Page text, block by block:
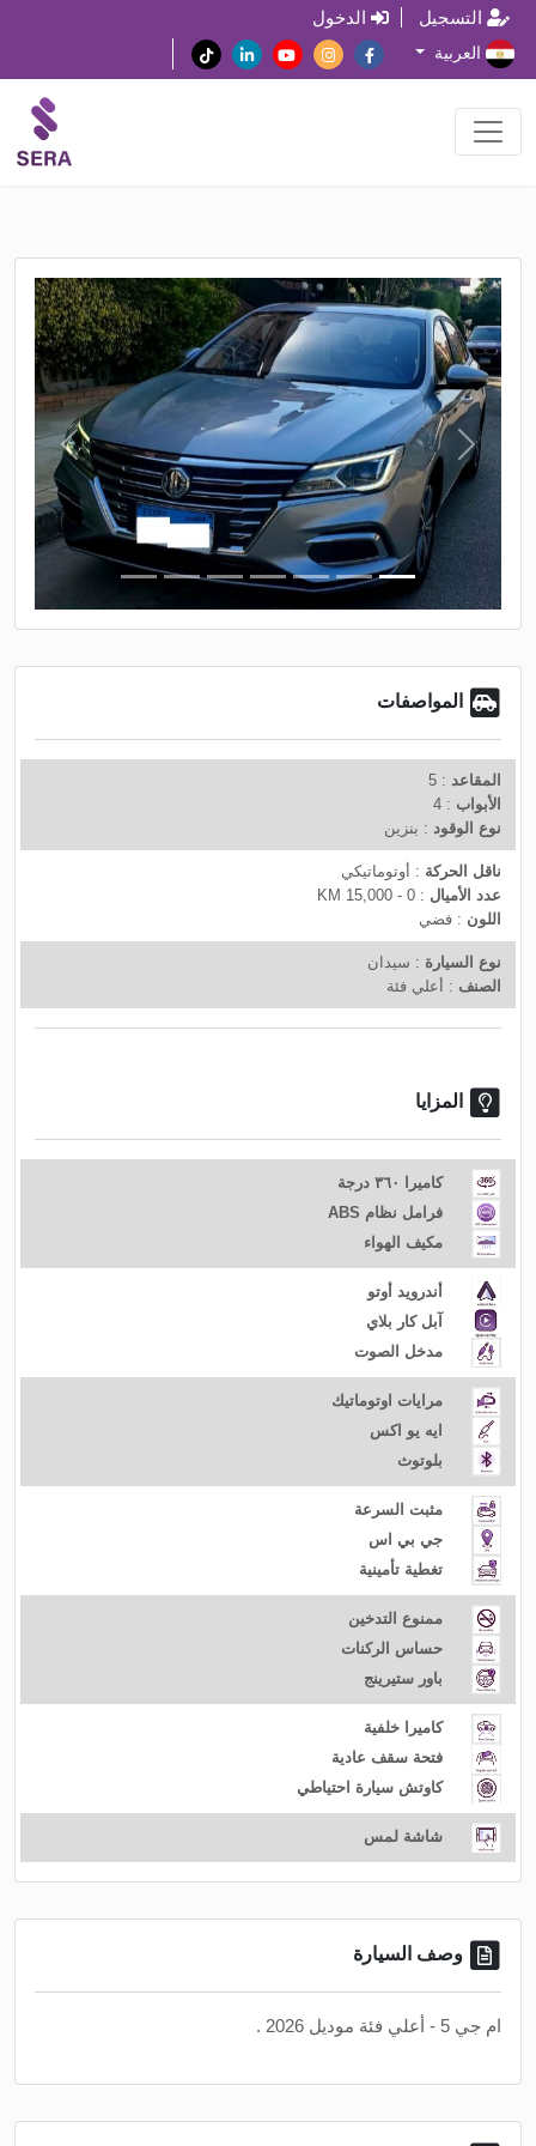
التسجيل الدخول
العربية
P
r
v
o
u
N
e
x
t
المواصفات
المقاعد : 5
الأبواب : 4
نوع الوقود : بنزين
ناقل الحركة : أوتوماتيكي
عدد الأميال : 0 - 15,000 KM
اللون : فضي
نوع السيارة : سيدان
الصنف : أعلي فئة
المزايا
كاميرا ٣٦٠ درجة
فرامل نظام ABS
مكيف الهواء
أندرويد أوتو
آبل كار بلاي
مدخل الصوت
مرايات اوتوماتيك
ايه يو اكس
بلوتوث
مثبت السرعة
جي بي اس
تغطية تأمينية
ممنوع التدخين
حساس الركنات
باور ستيرينج
كاميرا خلفية
فتحة سقف عادية
كاوتش سيارة احتياطي
شاشة لمس
وصف السيارة
ام جي 5 - أعلي فئة موديل 2026 .